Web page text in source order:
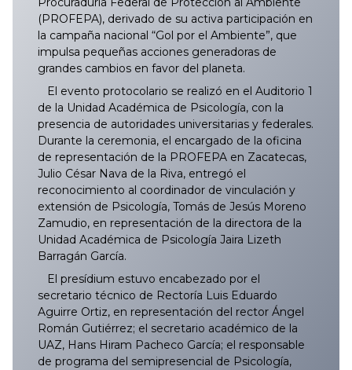
(PROFEPA), derivado de su activa participación en
la campaña nacional “Gol por el Ambiente”, que
impulsa pequeñas acciones generadoras de
grandes cambios en favor del planeta.
El evento protocolario se realizó en el Auditorio 1
de la Unidad Académica de Psicología, con la
presencia de autoridades universitarias y federales.
Durante la ceremonia, el encargado de la oficina
de representación de la PROFEPA en Zacatecas,
Julio César Nava de la Riva, entregó el
reconocimiento al coordinador de vinculación y
extensión de Psicología, Tomás de Jesús Moreno
Zamudio, en representación de la directora de la
Unidad Académica de Psicología Jaira Lizeth
Barragán García.
El presídium estuvo encabezado por el
secretario técnico de Rectoría Luis Eduardo
Aguirre Ortiz, en representación del rector Ángel
Román Gutiérrez; el secretario académico de la
UAZ, Hans Hiram Pacheco García; el responsable
de programa del semipresencial de Psicología,